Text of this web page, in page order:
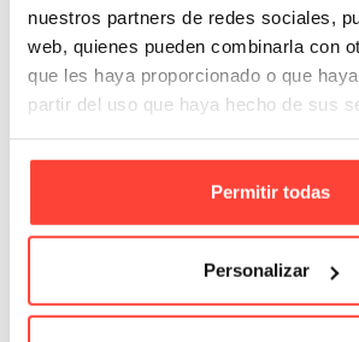
nuestros partners de redes sociales,
web, quienes pueden combinarla con
que les haya proporcionado o que
partir del uso que haya hecho de sus
Permitir todas
Personalizar
5,17 €